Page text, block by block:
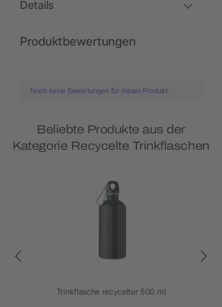
Details
Produktbewertungen
Noch keine Bewertungen für dieses Produkt.
Beliebte Produkte aus der
Kategorie Recycelte Trinkflaschen
Trinkflasche recycelter 500 ml